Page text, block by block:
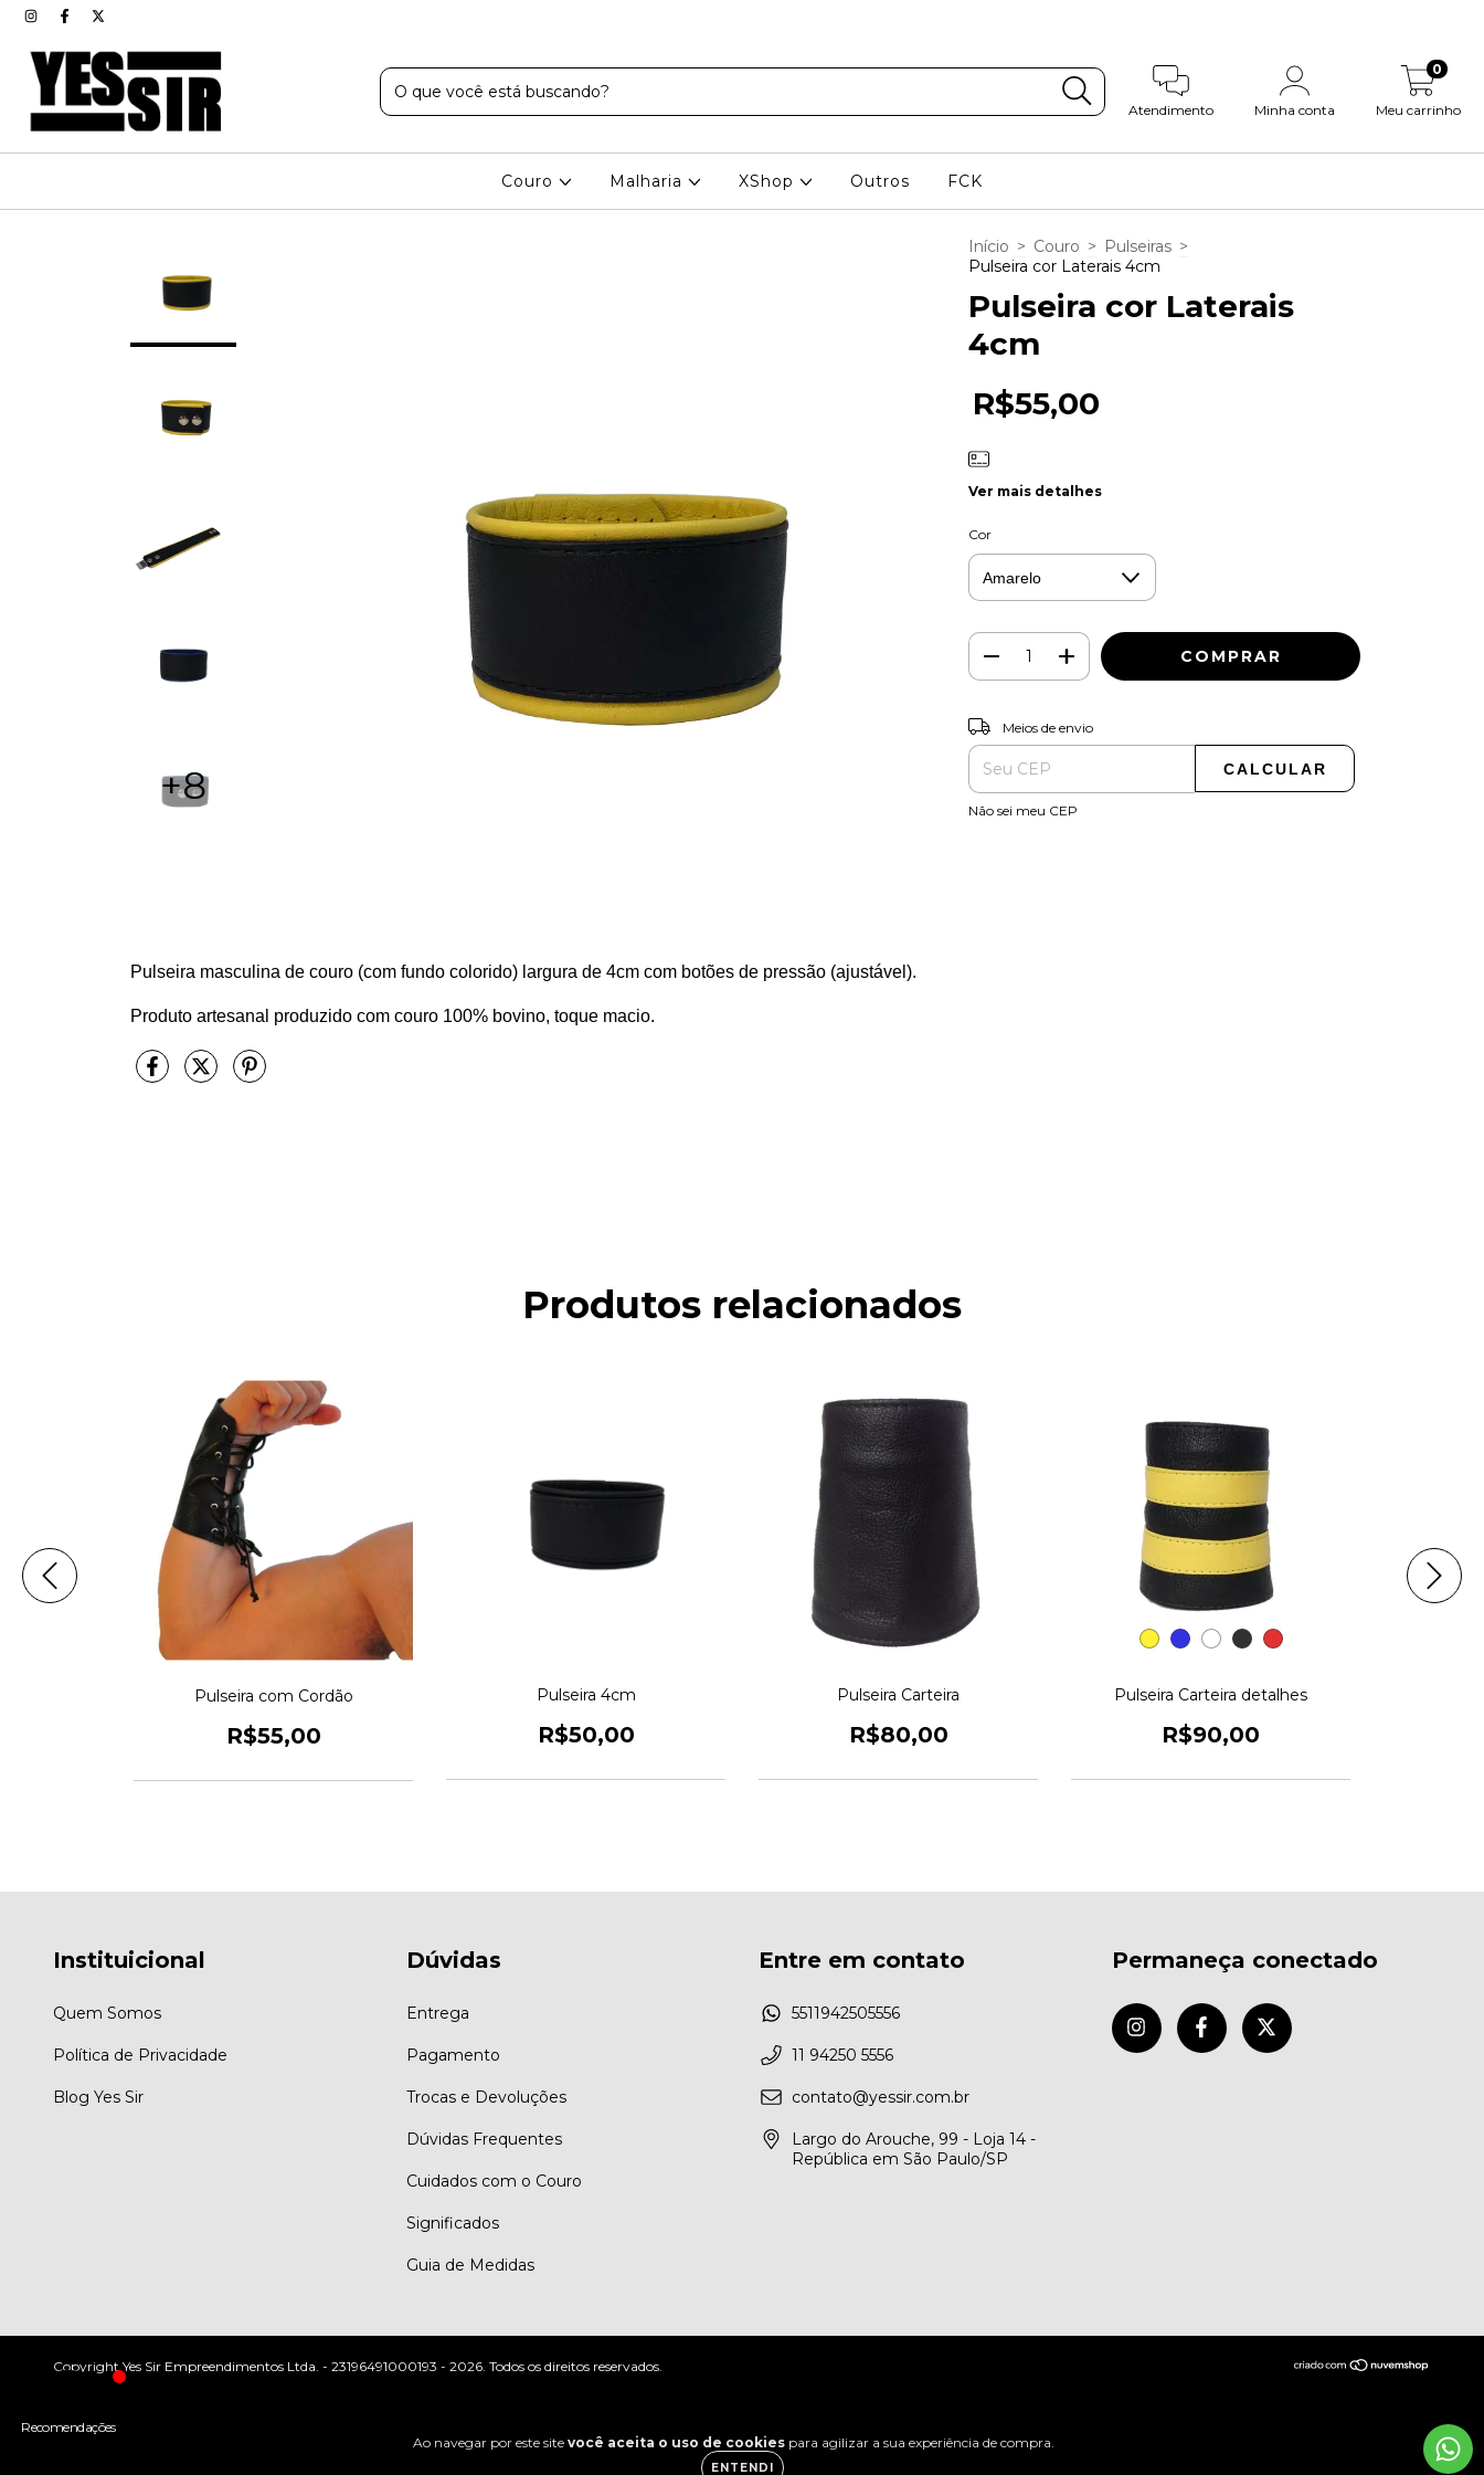
Atendimento Minha conta Meu carrinho
0
Couro Malharia XShop Outros FCK
Ao navegar por este site você aceita o uso de cookiespara agilizar a sua experiência de compra.
ENTENDI
+8
Pulseira masculina de couro (com fundo colorido) largura de 4cm com botões de pressão (ajustável).
Produto artesanal produzido com couro 100% bovino, toque macio.
Início > Couro > Pulseiras >
Pulseira cor Laterais 4cm
Pulseira cor Laterais
4cm
R$55,00
Ver mais detalhes
Cor
Entregas para o CEP:
Meios de envio
CALCULAR
Não sei meu CEP
Produtos relacionados
Pulseira com Cordão
R$55,00
Pulseira 4cm
R$50,00
Pulseira Carteira
R$80,00
Pulseira Carteira detalhes
R$90,00
Instituicional
Quem Somos
Política de Privacidade
Blog Yes Sir
Dúvidas
Entrega
Pagamento
Trocas e Devoluções
Dúvidas Frequentes
Cuidados com o Couro
Significados
Guia de Medidas
Entre em contato
5511942505556
11 94250 5556
contato@yessir.com.br
Largo do Arouche, 99 - Loja 14 -
República em São Paulo/SP
Permaneça conectado
Copyright Yes Sir Empreendimentos Ltda. - 23196491000193 - 2026. Todos os direitos reservados.